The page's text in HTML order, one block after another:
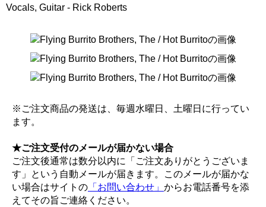
Vocals, Guitar - Rick Roberts
※ご注文商品の発送は、毎週水曜日、土曜日に行ってい
ます。
★ご注文受付のメールが届かない場合
ご注文後通常は数分以内に「ご注文ありがとうございま
す」という自動メールが届きます。このメールが届かな
い場合はサイトの 「お問い合わせ」 からお電話番号を添
えてその旨ご連絡ください。